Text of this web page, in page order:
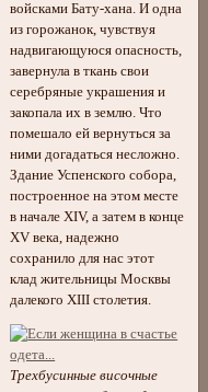
войсками Бату-хана. И одна
из горожанок, чувствуя
надвигающуюся опасность,
завернула в ткань свои
серебряные украшения и
закопала их в землю. Что
помешало ей вернуться за
ними догадаться несложно.
Здание Успенского собора,
построенное на этом месте
в начале XIV, а затем в конце
XV века, надежно
сохранило для нас этот
клад жительницы Москвы
далекого XIII столетия.
Трехбусинные височные